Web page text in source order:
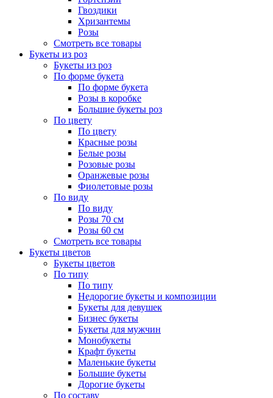
Гвоздики
Хризантемы
Розы
Смотреть все товары
Букеты из роз
Букеты из роз
По форме букета
По форме букета
Розы в коробке
Большие букеты роз
По цвету
По цвету
Красные розы
Белые розы
Розовые розы
Оранжевые розы
Фиолетовые розы
По виду
По виду
Розы 70 см
Розы 60 см
Смотреть все товары
Букеты цветов
Букеты цветов
По типу
По типу
Недорогие букеты и композиции
Букеты для девушек
Бизнес букеты
Букеты для мужчин
Монобукеты
Крафт букеты
Маленькие букеты
Большие букеты
Дорогие букеты
По составу